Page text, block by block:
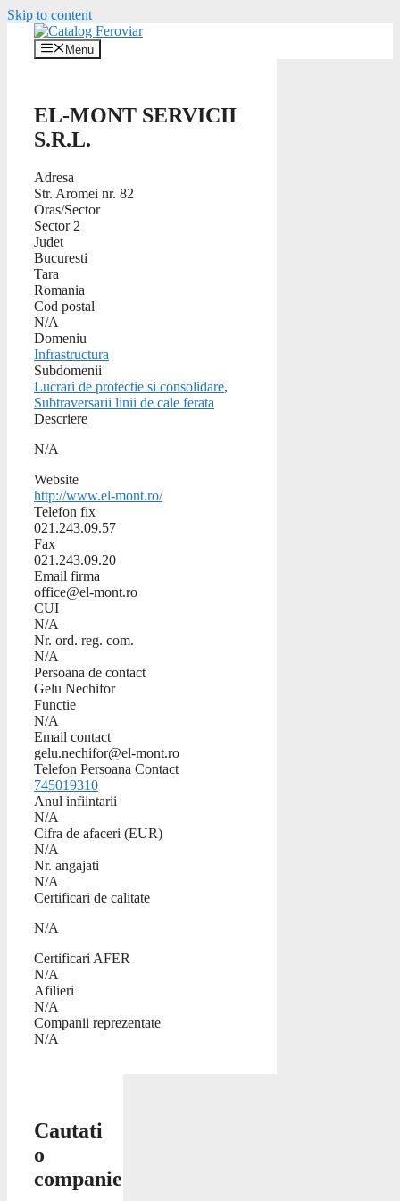
Skip to content
Menu
EL-MONT SERVICII
S.R.L.
Adresa
Str. Aromei nr. 82
Oras/Sector
Sector 2
Judet
Bucuresti
Tara
Romania
Cod postal
N/A
Domeniu
Infrastructura
Subdomenii
Lucrari de protectie si consolidare,
Subtraversarii linii de cale ferata
Descriere
N/A
Website
http://www.el-mont.ro/
Telefon fix
021.243.09.57
Fax
021.243.09.20
Email firma
office@el-mont.ro
CUI
N/A
Nr. ord. reg. com.
N/A
Persoana de contact
Gelu Nechifor
Functie
N/A
Email contact
gelu.nechifor@el-mont.ro
Telefon Persoana Contact
745019310
Anul infiintarii
N/A
Cifra de afaceri (EUR)
N/A
Nr. angajati
N/A
Certificari de calitate
N/A
Certificari AFER
N/A
Afilieri
N/A
Companii reprezentate
N/A
Cautati
o
companie